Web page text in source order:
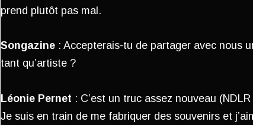
prend plutôt pas mal.
Songazine : Accepterais-tu de partager avec nous
tant qu’artiste ?
Léonie Pernet : C’est un truc assez nouveau
Je suis en train de me fabriquer des souvenirs et